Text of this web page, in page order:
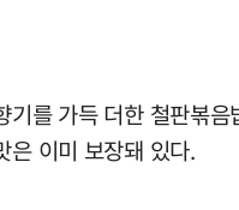
기를 가득 더한 철판볶
은 이미 보장돼 있다.